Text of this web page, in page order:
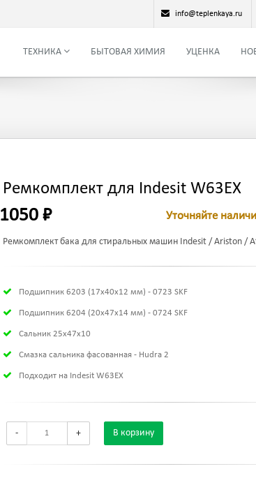
info@teplenkaya.ru
ТЕХНИКА БЫТОВАЯ ХИМИЯ УЦЕНКА
Ремкомплект для Indesit W63EX
1050 ₽ Уточняйте
Ремкомплект бака для стиральных машин Indesit / Ariston /
Подшипник 6203 (17х40х12 мм) - 0723 SKF
Подшипник 6204 (20х47х14 мм) - 0724 SKF
Сальник 25x47x10
Смазка сальника фасованная - Hudra 2
Подходит на Indesit W63EX
- + В корзину